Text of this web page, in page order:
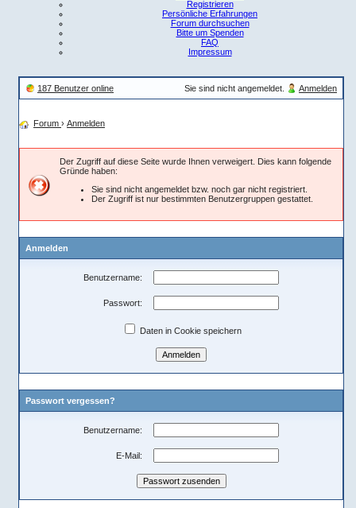
Registrieren
Persönliche Erfahrungen
Forum durchsuchen
Bitte um Spenden
FAQ
Impressum
187 Benutzer online Sie sind nicht angemeldet. Anmelden
Forum › Anmelden
Der Zugriff auf diese Seite wurde Ihnen verweigert. Dies kann folgende
Gründe haben:
Sie sind nicht angemeldet bzw. noch gar nicht registriert.
Der Zugriff ist nur bestimmten Benutzergruppen gestattet.
Anmelden
Benutzername:
Passwort:
Daten in Cookie speichern
Passwort vergessen?
Benutzername:
E-Mail: